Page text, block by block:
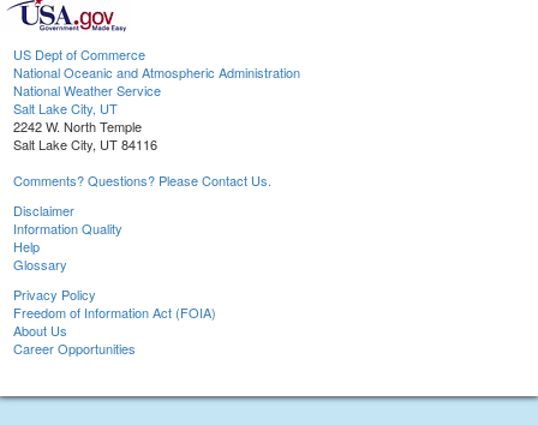
US Dept of Commerce
National Oceanic and Atmospheric Administration
National Weather Service
Salt Lake City, UT
2242 W. North Temple
Salt Lake City, UT 84116
Comments? Questions? Please Contact Us.
Disclaimer
Information Quality
Help
Glossary
Privacy Policy
Freedom of Information Act (FOIA)
About Us
Career Opportunities